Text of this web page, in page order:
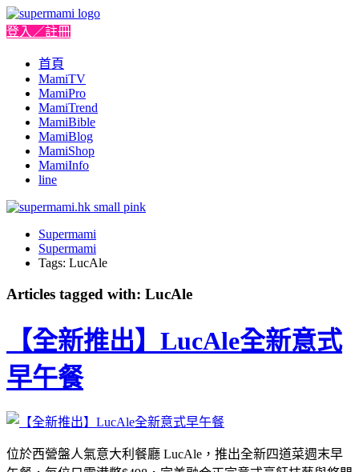
登入／註冊
首頁
MamiTV
MamiPro
MamiTrend
MamiBible
MamiBlog
MamiShop
MamiInfo
line
Supermami
Supermami
Tags: LucAle
Articles tagged with: LucAle
【全新推出】LucAle全新意式
早午餐
位於西營盤人氣意大利餐廳 LucAle，推出全新四道菜週末早